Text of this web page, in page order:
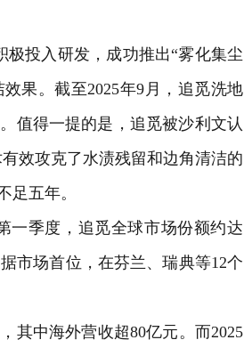
投入研发，成功推出“雾化集尘
果。截至2025年9月，追觅洗地
值得一提的是，追觅被沙利文认
效攻克了水渍残留和边角清洁的
足五年。
季度，追觅全球市场份额约达
市场首位，在芬兰、瑞典等12个
中海外营收超80亿元。而2025